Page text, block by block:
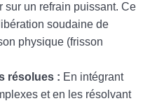
sur un refrain puissant. Ce
soudaine de
physique (frisson
résolues : En intégrant
et en les résolvant